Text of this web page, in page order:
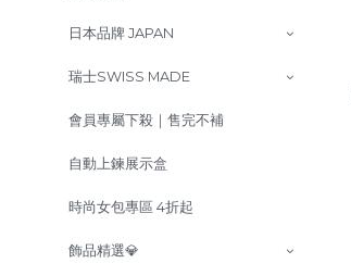
日本品牌 JAPAN
瑞士SWISS MADE
會員專屬下殺｜售完不補
自動上鍊展示盒
時尚女包專區 4折起
飾品精選💎